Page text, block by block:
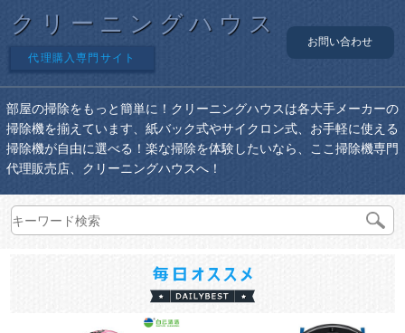
クリーニングハウス
代理購入専門サイト
お問い合わせ
部屋の掃除をもっと簡単に！クリーニングハウスは各大手メーカーの
掃除機を揃えています、紙バック式やサイクロン式、お手軽に使える
掃除機が自由に選べる！楽な掃除を体験したいなら、ここ掃除機専門
代理販売店、クリーニングハウスへ！